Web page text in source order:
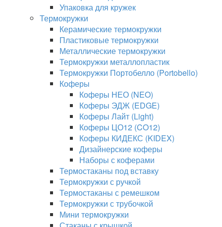
Упаковка для кружек
Термокружки
Керамические термокружки
Пластиковые термокружки
Металлические термокружки
Термокружки металлопластик
Термокружки Портобелло (Portobello)
Коферы
Коферы НЕО (NEO)
Коферы ЭДЖ (EDGE)
Коферы Лайт (Light)
Коферы ЦО12 (CO12)
Коферы КИДЕКС (KIDEX)
Дизайнерские коферы
Наборы с коферами
Термостаканы под вставку
Термокружки с ручкой
Термостаканы с ремешком
Термокружки с трубочкой
Мини термокружки